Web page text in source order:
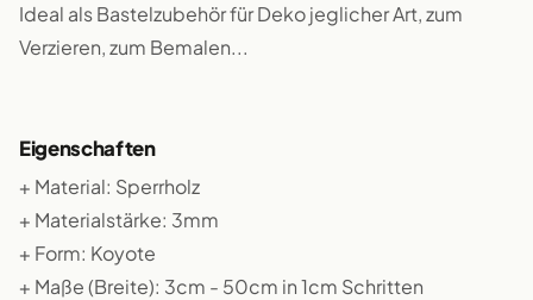
Ideal als Bastelzubehör für Deko jeglicher Art, zum
Verzieren, zum Bemalen...
Eigenschaften
+ Material: Sperrholz
+ Materialstärke: 3mm
+ Form: Koyote
+ Maße (Breite): 3cm - 50cm in 1cm Schritten